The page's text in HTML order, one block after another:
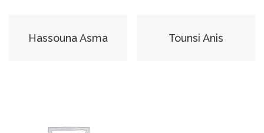
Hassouna Asma Tounsi Anis